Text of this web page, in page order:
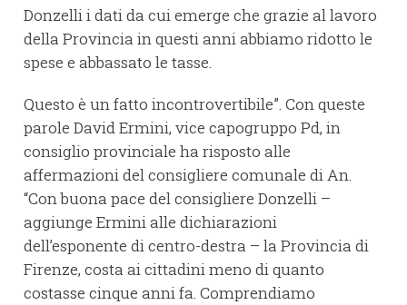
Donzelli i dati da cui emerge che grazie al lavoro
della Provincia in questi anni abbiamo ridotto le
spese e abbassato le tasse.
Questo è un fatto incontrovertibile”. Con queste
parole David Ermini, vice capogruppo Pd, in
consiglio provinciale ha risposto alle
affermazioni del consigliere comunale di An.
“Con buona pace del consigliere Donzelli –
aggiunge Ermini alle dichiarazioni
dell’esponente di centro-destra – la Provincia di
Firenze, costa ai cittadini meno di quanto
costasse cinque anni fa. Comprendiamo